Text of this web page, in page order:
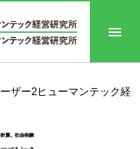
ザー2ヒューマンテック経